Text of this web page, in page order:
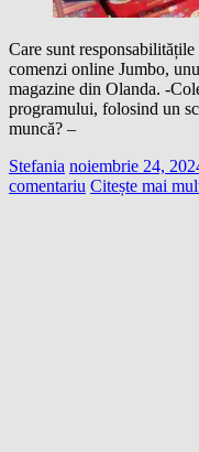
Care sunt
comenzi online Jumbo,
magazine din Olanda. -
programului, folosind un
muncă? –
Stefania noiembrie 24,
comentariu Citește mai